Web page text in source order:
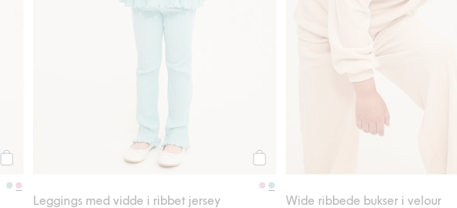
Leggings med vidde i ribbet jersey
Wide ribbede bukser i velour